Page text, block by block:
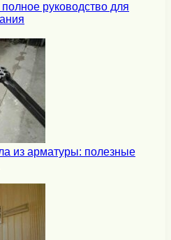
руководство для
из арматуры: полезные